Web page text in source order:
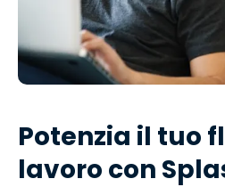
Potenzia il tuo
lavoro con